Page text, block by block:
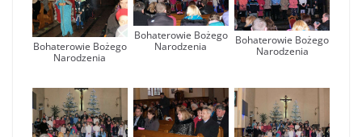
Bohaterowie Bożego
Narodzenia
Bohaterowie Bożego
Narodzenia
Bohaterowie Bożego
Narodzenia